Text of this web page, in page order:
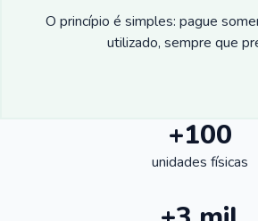
O princípio é simples: pague
utilizado, sempre que
+100
unidades físicas